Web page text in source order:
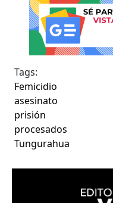
Tags:
Femicidio
asesinato
prisión
procesados
Tungurahua